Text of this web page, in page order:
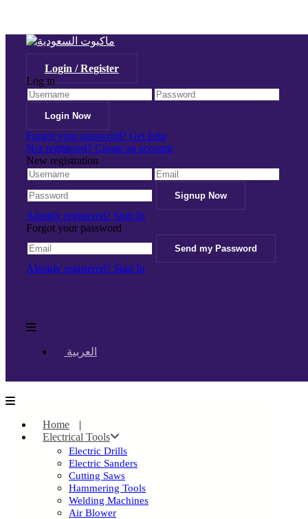
Login / Register
Log in
Forgot your password? Get help
Not registered? Create an account
New registration
Already registered? Sign In
Forgot your password
Already registered? Sign In
العربية
Home
Electrical Tools
Electric Drills
Electric Sanders
Cutting Saws
Hammering Tools
Welding Machines
Air Blower